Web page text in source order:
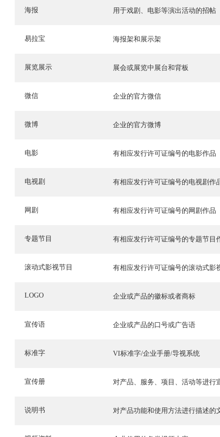
海报 用于戏剧、电影等演出活动的招帖
易拉宝 海报架和展示架
展览展示 展会或展览中展台和背板
微信 企业的官方微信
微博 企业的官方微博
电影 有相应发行许可证编号的电影作品
电视剧 有相应发行许可证编号的电视剧作
网剧 有相应发行许可证编号的网剧作品
专题节目 有相应发行许可证编号的专题节目
滚动式影视节目 有相应发行许可证编号的滚动式影
LOGO 企业或产品的徽标或者商标
宣传语 企业或产品的口号或广告语
标准字 VI标准字/企业手册/导视系统
宣传册 对产品、服务、项目、活动等进行
说明书 对产品功能和使用方法进行描述的